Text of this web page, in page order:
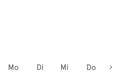
Mo
Di
Mi
Do